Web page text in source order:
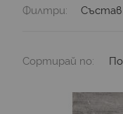
Филтри Състав
Сортирай по